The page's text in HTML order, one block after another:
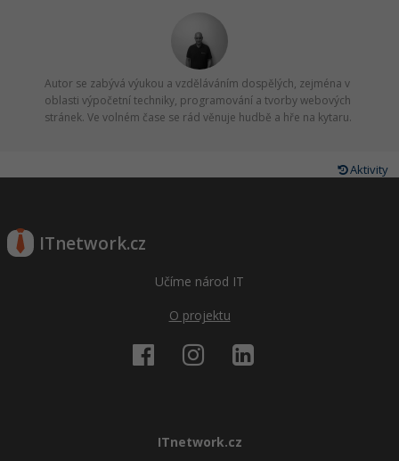
Autor se zabývá výukou a vzděláváním dospělých, zejména v
oblasti výpočetní techniky, programování a tvorby webových
stránek. Ve volném čase se rád věnuje hudbě a hře na kytaru.
Aktivity
ITnetwork.cz
Učíme národ IT
O projektu
ITnetwork.cz